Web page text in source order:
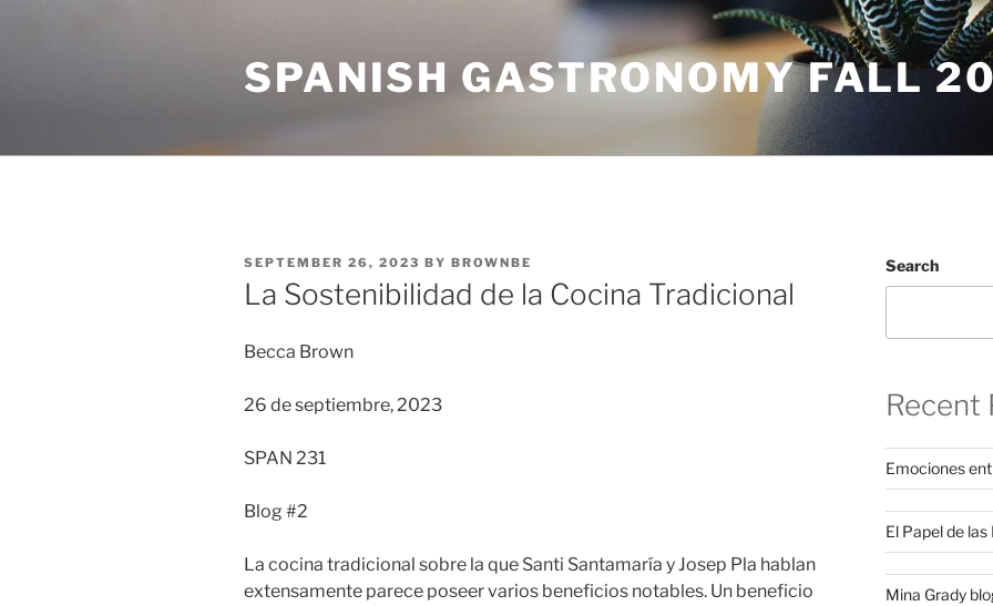
SPANISH GASTRONOMY FALL
POSTED
ON
SEPTEMBER 26, 2023 BY BROWNBE
La Sostenibilidad de la Cocina Tradicional
Becca Brown
26 de septiembre, 2023
SPAN 231
Blog #2
La cocina tradicional sobre la que Santi Santamaría y Josep Pla hablan
extensamente parece poseer varios beneficios notables. Un beneficio
Search
Recent
Emociones
El Papel de
Mina Grady